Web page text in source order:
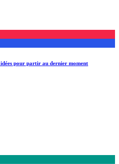
pour partir au dernier moment